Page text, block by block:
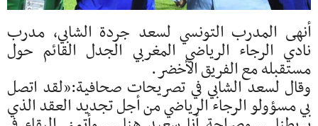
أنهى المدرب التونسي لسعد جردة الشابي، مدرب
نادي الرجاء الرياضي المغربي الجدل القائم حول
مستقبله مع الفريق الأخضر.
وقال لسعد الشابي في تصريحات صحافية:”لقد اتصل
بي مسؤولو الرجاء الرياضي من أجل تجديد العقد الذي